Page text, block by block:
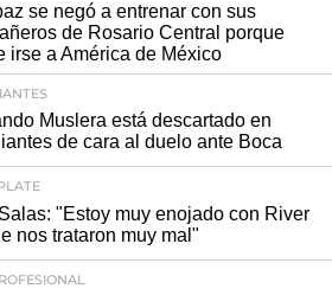
se negó a entrenar con sus
de Rosario Central porque
irse a América de México
Muslera está descartado en
de cara al duelo ante Boca
"Estoy muy enojado con River
nos trataron muy mal"